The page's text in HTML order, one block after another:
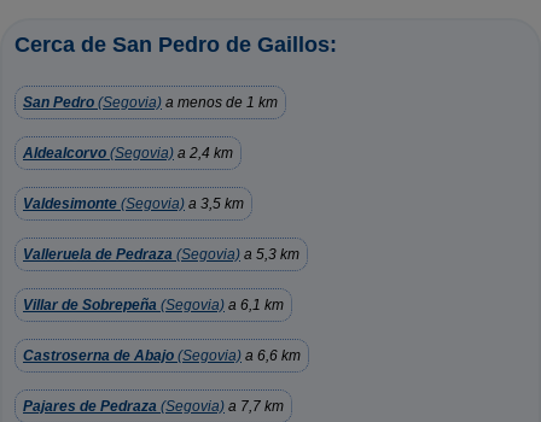
Cerca de San Pedro de Gaillos:
San Pedro (Segovia) a menos de 1 km
Aldealcorvo (Segovia) a 2,4 km
Valdesimonte (Segovia) a 3,5 km
Valleruela de Pedraza (Segovia) a 5,3 km
Villar de Sobrepeña (Segovia) a 6,1 km
Castroserna de Abajo (Segovia) a 6,6 km
Pajares de Pedraza (Segovia) a 7,7 km